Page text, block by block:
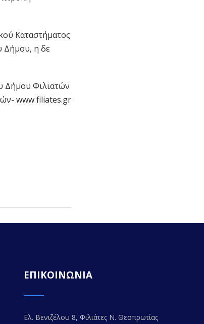
Καταστήματος
Δήμου, η δε
Δήμου Φιλιατών
www filiates.gr
ΕΠΙΚΟΙΝΩΝΙΑ
Ελ. Βενιζέλου 8, Φιλιάτες Ν. Θεσπρωτίας